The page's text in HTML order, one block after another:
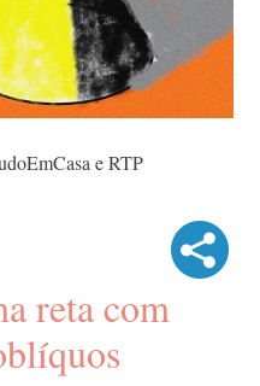
e RTP
reta com